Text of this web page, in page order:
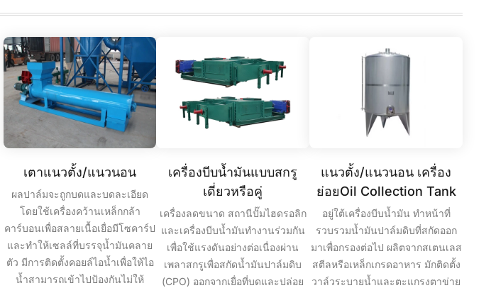
เตาแนวตั้ง/แนวนอน
ผลปาล์มจะถูกบดและบดละเอียด
โดยใช้เครื่องคว้านเหล็กกล้า
คาร์บอนเพื่อสลายเนื้อเยื่อมีโซคาร์ป
และทำให้เซลล์ที่บรรจุน้ำมันคลาย
ตัว มีการติดตั้งคอยล์ไอน้ำเพื่อให้ไอ
น้ำสามารถเข้าไปป้องกันไม่ให้
เครื่องบีบน้ำมันแบบสกรู
เดี่ยวหรือคู่
เครื่องลดขนาด สถานีปั๊มไฮดรอลิก
และเครื่องบีบน้ำมันทำงานร่วมกัน
เพื่อใช้แรงดันอย่างต่อเนื่องผ่าน
เพลาสกรูเพื่อสกัดน้ำมันปาล์มดิบ
(CPO) ออกจากเยื่อที่บดและปล่อย
แนวตั้ง/แนวนอน เครื่อง
ย่อยOil Collection Tank
อยู่ใต้เครื่องบีบน้ำมัน ทำหน้าที่
รวบรวมน้ำมันปาล์มดิบที่สกัดออก
มาเพื่อกรองต่อไป ผลิตจากสเตนเลส
สตีลหรือเหล็กเกรดอาหาร มักติดตั้ง
วาล์วระบายน้ำและตะแกรงตาข่าย